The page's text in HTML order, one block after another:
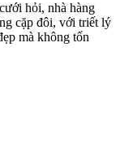
hỏi, nhà hàng
cặp đôi, với triết lý
mà không tốn